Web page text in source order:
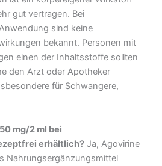
gut vertragen. Bei
sind keine
bekannt. Personen mit
einen der Inhaltsstoffe sollten
den Arzt oder Apotheker
für Schwangere,
mg/2 ml bei
erhältlich? Ja, Agovirine
Nahrungsergänzungsmittel